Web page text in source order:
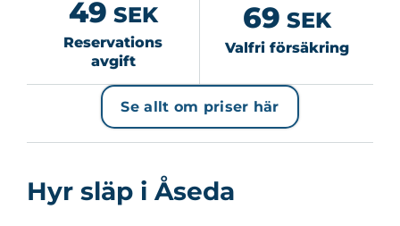
49 SEK
Reservations
avgift
69 SEK
Valfri försäkring
Se allt om priser här
Hyr släp i Åseda